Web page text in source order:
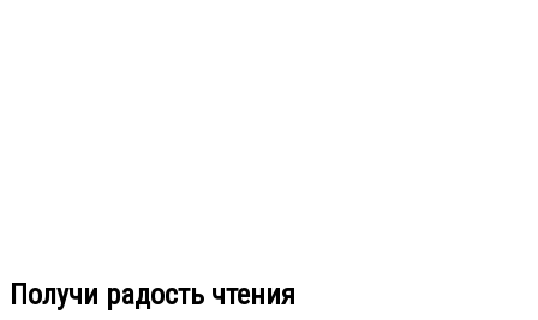
Получи радость чтения